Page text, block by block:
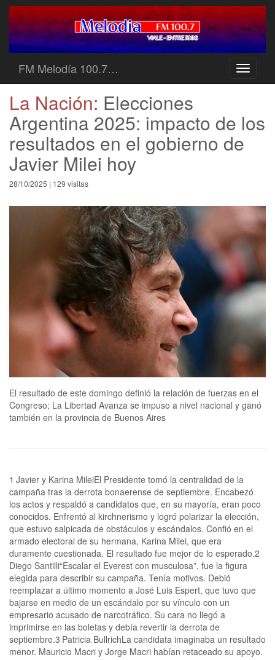
Toggle
FM Melodía 100.7…
La Nación: Elecciones
Argentina 2025: impacto de los
resultados en el gobierno de
Javier Milei hoy
28/10/2025 | 129 visitas
El resultado de este domingo definió la relación de fuerzas en el
Congreso; La Libertad Avanza se impuso a nivel nacional y ganó
también en la provincia de Buenos Aires
1 Javier y Karina MileiEl Presidente tomó la centralidad de la campaña tras la derrota bonaerense de septiembre. Encabezó los actos y respaldó a candidatos que, en su mayoría, eran poco conocidos. Enfrentó al kirchnerismo y logró polarizar la elección, que estuvo salpicada de obstáculos y escándalos. Confió en el armado electoral de su hermana, Karina Milei, que era duramente cuestionada. El resultado fue mejor de lo esperado.2 Diego Santilli“Escalar el Everest con musculosa”, fue la figura elegida para describir su campaña. Tenía motivos. Debió reemplazar a último momento a José Luis Espert, que tuvo que bajarse en medio de un escándalo por su vínculo con un empresario acusado de narcotráfico. Su cara no llegó a imprimirse en las boletas y debía revertir la derrota de septiembre.3 Patricia BullrichLa candidata imaginaba un resultado menor. Mauricio Macri y Jorge Macri habían retaceado su apoyo. La ministra de Seguridad ocupó el espacio central y logró recuperar los niveles de votación del mejor momento del macrismo en la ciudad de Buenos Aires. Deja el gabinete para ser protagonista del Senado.4 Gerardo ZamoraLogró imponer a su delfín Elías Miguel Suárez como nuevo gobernador. Consiguió una diferencia histórica y dejó muy atrás a las fuerzas opositoras. Por primera vez en 20 años no gobernará Zamora, pero el caudillo de Santiago del Estero sostiene un sistema que revalidó con comodidad su poder.Gracias. Nos comprometemos a honrar este apoyo con humildad y trabajo. Gracias también Presidente @JMilei por marcar el rumbo. VLLC! pic.twitter.com/tOTdtyVzIp— Fede Sturzenegger (@fedesturze) October 27, 2025El secretario del Tesoro de Estados Unidos, Scott Bessent, felicitó este lunes al presidente Javier Milei y a La Libertad Avanza (LLA) por el resultado obtenido en las elecciones legislativas, en las que el oficialismo se impuso por un 40,7% a nivel nacional. “Felicitaciones al presidente Javier Milei por el muy exitoso resultado de las elecciones de medio término”, introdujo en una publicación en X, y añadió: “Tiene un mandato renovado para el cambio”.En su mensaje, el funcionario norteamericano destacó la relación entre ambos países y subrayó la importancia estratégica de la Argentina en la región. “La Argentina es un aliado vital en América Latina. Este resultado es un claro ejemplo de que la política de la Administración Trump de ‘Paz a través de la fortaleza económica’ está funcionando”, expresó.Congratulations to President @JMilei on La Libertad Avanza's very successful midterm election. President Milei has a renewed mandate for change.Argentina is a vital ally in Latin America. These results are a clear example that the Trump Administration policy of Peace through… pic.twitter.com/tjcciFSkxG— Treasury Secretary Scott Bessent (@SecScottBessent) October 27, 2025Gracias a todos los que confiaron en este cambio y mantienen firme las esperanzas a pesar del esfuerzo que realizan. Gracias a los jóvenes, que son nuestro mayor soporte. Gracias a los que fiscalizaron, su trabajo ha sido fundamental.Gracias a todos los candidatos. Gracias…— totocaputo (@LuisCaputoAR) October 27, 2025Javier Milei utilizó la victoria aplastante, por encima de las expectativas, de La Libertad Avanza (LLA) en las elecciones legislativas para revalorizar el “triángulo de hierro”, que imperó en el funcionamiento de la cúpula del poder desde diciembre de 2023 y que había quedado desgastado por las diferencias metodológicas entre Santiago Caputo y la hermana del Presidente, Karina Milei.Cuando se subió al escenario montado en el Hotel Libertador, el búnker de los libertarios, el jefe del Estado envió un mensaje conciliador y ratificó la continuidad de su mesa chica para la toma de decisiones: “Como no podía ser de otra manera, a los dos colosos que han sido los arquitectos de este milagro, Santiago Caputo y Karina Milei. Muchas gracias”, enfatizó.Entre los habitantes más poderosos de la Casa Rosada interpretaron el gesto una señal nítida de que Milei buscó hacer equilibrio y mediar en la puja interna entre “celestiales” y “territoriales” al poner en el mismo lugar a su principal consejero y a la secretaria general de la Presidencia, titular de LLA y la encargada del armado partidario. “Queda claro que se fortalece el triángulo de hierro”, deslizó uno de los asesores del Gobierno.El resultado de las elecciones legislativas a nivel nacional tiñó el premarket de verde. El panel de las principales empresas que cotizan en Wall Street amanece este lunes cuesta arriba.En la Bolsa de Nueva York, el humor de los inversores ya se observa en la previa de la apertura formal de los mercados. Los papeles de BBVA suben 30%, mientras que Banco Supervielle trepa 33,4%, el Grupo Financiero Galicia escala 27% y Banco Macro, 30,4%.Tras el testeo electoral del Gobierno, las acciones de las compañías energéticas también transitaron el lunes en subida. Los ADR de Edenor cotizan un alza del 23%; Pampa Energía (+20,7%), YPF (+22,4%) y Central Puerto (+16,3%).Irsa sube un 16% en la Bolsa de Nueva York, mientras que Loma Negra repunta un 19,8%. Mercado Libre (MELI), que se ve menos afectada por los vaivenes locales debido a su operatoria regional -su principal negocio está en Brasil-, sube 6,7%.Transportadora de Gas del Sur, en tanto, marca un leve retroceso de 0,9%.El dólar que nunca duerme había dado señales muy claras. Cuando todo en el resultado eran rumores y especulaciones desde los distintos búnkers, la cotización cripto tomó una sugestiva senda descendente. Durante el día había estado en torno a los $1557 con un pico de $1570 al mediodía, según las principales plataformas. Ni bien cerraron las urnas: pasó primero a $1530 y luego a $1500 con una particularidad no menor: el 78% de las operaciones fueron de venta. Sólo un 22% compradores. En ese momento el impactante triunfo no figuraba en ningún pronóstico.Si bien no es representativo de la economía real, el dólar cripto suele ser el termómetro del humor de los inversores cuando el mercado está cerrado. A las 23, de hecho, había encontrado un nuevo piso en $ 1440. El comportamiento de ayer fue inversamente proporcional al que tuvo durante la elección de septiembre con el triunfo de Axel Kicillof, en la provincia de Buenos Aires, adonde la potencial vuelta del kirchnerismo al poder generó mayor volatilidad. Pasadas las 22 y con el resultado en mano se gritó el gol en el equipo económico. A esa altura eran furor en las redes sociales los memes que hacían referencia al Secretario del Tesoro de los Estados Unidos, Scott Bessent, con la frase de “el que apuesta al peso, gana”. Ingenio argentino para una noche de alto impacto.El resultado de la elección legislativa nacional dejó golpeados a los candidatos de Fuerza Patria, que en la mayoría de los distritos sufrieron derrotas con listas encabezadas por dirigentes alineados con Cristina Kirchner. La sorpresiva caída peronista en la provincia de Buenos Aires, además, dejó en evidencia la interna entre cristinistas y leales a Axel Kicillof, con reproches hacia el gobernador por haber aplicado la estrategia de desdoblamiento electoral en el territorio bonaerense.La tropa cristinista tenía en Buenos Aires la apuesta principal, con la lista encabezada por Jorge Taiana. Con el avance de los resultados, y a a pesar de la presencia de Máximo Kirchner junto a Kicillof en el búnker peronista instalado en la ciudad de La Plata, arreciaron los reproches al mandatario provincial. En el camporismo consideraron que su desdoblamiento electoral (en la provincia de Buenos Aires se votó el 7 de septiembre) resultó perjudicial para la batalla electoral nacional. En los comicios bonaerenses, el peronismo se había impuesto con amplitud a La Libertad Avanza, pero ayer el escenario se dio vuelta y dejó al descubierto otra vez las internas del peronismo, que habían quedado en segundo plano durante la campaña electoral.Leé la nota completa acáMauricio Macri felicitó al presidente Javier Milei y a su partido, La Libertad Avanza (LLA), por la victoria en estas elecciones legislativas. El expresidente y líder de Pro, que recompuso su vínculo y fue en alianza con el oficialismo en Capital Federal y provincia de Buenos Aires, pidió no dejar pasar esta “oportunidad”.“Este resultado electoral sobresaliente renueva las esperanzas en nuestro país”, sostuvo en su cuenta de X. Además, propuso avanzar con las “transformaciones pendientes” aprovechando el apoyo conseguido en las urnas.Leé la nota completa acáJavier Milei tuvo razón. Él, su Gobierno y su espacio político llegaron en pie a la elección de medio término, después de infinidad de tropezones, y salieron con la cabeza mucho más en alto de lo que nadie imaginaba.La estrategia de polarizar al extremo e instalar la probabilidad de un resultado más exiguo o hasta de derrota para el oficialismo y, por ende, un eventual regreso del kirchnerismo, funcionó a pleno. Al final fue todo ganancia y con un rendimiento excepcional. Batacazo violeta.Leé la nota completa acáLos batacazos electorales de La Libertad Avanza en los principales distritos del país moldearán una Cámara de Diputados muy distinta a la actual. Contrario a todas las previsiones, el oficialismo, hoy en minoría, podría convertirse en la primera fuerza del cuerpo junto a sus socios de Pro y de la UCR a partir del 10 de diciembre próximo. Un resultado que ni siquiera los libertarios más optimistas aventuraban y que se explica, en buena parte, por el fracaso de Provincias Unidas en quebrar la polarización entre LLA y el kirchnerismo.El triunfo fue tal que la tropa violeta más que duplicará su representación con la próxima renovación parlamentaria (tendrá 80 bancas propias), aunque no alcanzará por sí sola el tercio del cuerpo (86 legisladores) que necesita para blindar los vetos presidenciales a las leyes opositoras. Solo llegará a ese tercio –y lo excederá ampliamente- con sus aliados electorales de Pro y de la UCR, cuyos bloques quedarán más reducidos pero entre las dos aportarán una treintena d